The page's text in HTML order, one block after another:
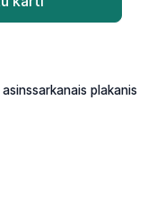
plakanis